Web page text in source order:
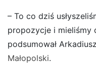
– To co dziś
propozycje i mieliśmy
podsumował
Małopolski.